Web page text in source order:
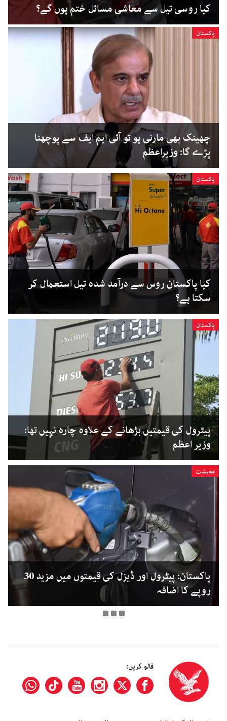
کیا روسی تیل سے معاشی مسائل ختم ہوں گے؟
پاکستان
چھینک بھی مارنی ہو تو آئی ایم ایف سے پوچھنا
پڑے گا: وزیراعظم
پاکستان
کیا پاکستان روس سے درآمد شدہ تیل استعمال کر
سکتا ہے؟
پاکستان
پیٹرول کی قیمتیں بڑھانے کے علاوہ چارہ نہیں تھا:
وزیر اعظم
معیشت
پاکستان: پیٹرول اور ڈیزل کی قیمتوں میں مزید 30
روپے کا اضافہ
فالو کریں: